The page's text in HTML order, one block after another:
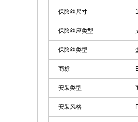
保险丝尺寸
保险丝座类型
保险丝类型
商标
安装类型
安装风格